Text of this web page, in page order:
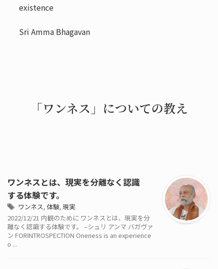
existence
Sri Amma Bhagavan
「ワンネス」についての教え
ワンネスとは、現実を分離なく認識
する体験です。
ワンネス, 体験, 現実
2022/12/21 内観のために ワンネスとは、現実を分
離なく認識する体験です。 –シュリ アンマ バガヴァ
ン FORINTROSPECTION Oneness is an experience
o ...